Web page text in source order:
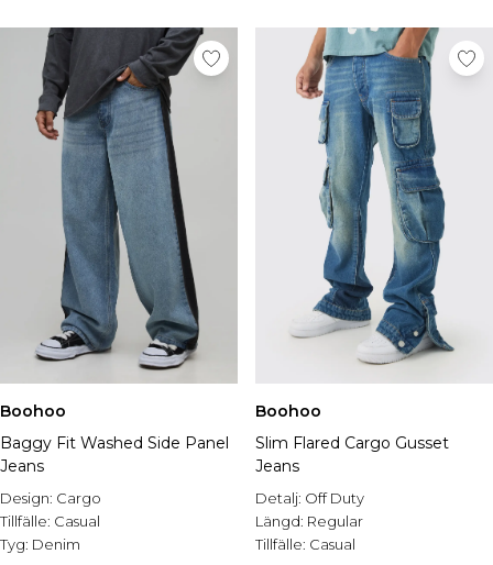
Boohoo
Baggy Fit Washed Side Panel
Jeans
Design: Cargo
Tillfälle: Casual
Tyg: Denim
Boohoo
Slim Flared Cargo Gusset
Jeans
Detalj: Off Duty
Längd: Regular
Tillfälle: Casual